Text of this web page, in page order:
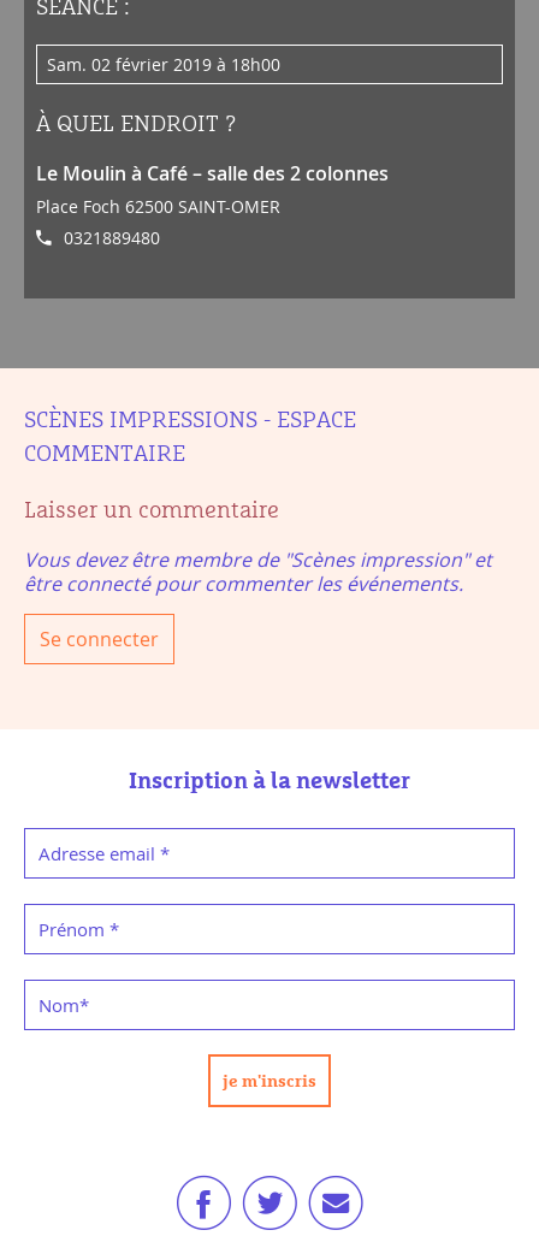
SÉANCE :
sam. 02 février 2019 à 18h00
À QUEL ENDROIT ?
Le Moulin à Café – salle des 2 colonnes
Place Foch 62500 SAINT-OMER
0321889480
SCÈNES IMPRESSIONS - ESPACE
COMMENTAIRE
Laisser un commentaire
Vous devez être membre de "Scènes impression" et
être connecté pour commenter les événements.
Se connecter
Inscription à la newsletter
Adresse email *
Prénom *
Nom*